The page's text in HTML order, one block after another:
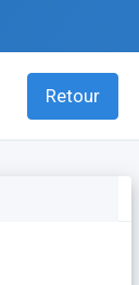
Retour